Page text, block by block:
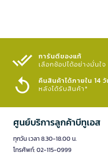
การันตีของแท้
เลือกช้อปได้อย่างมั่นใจ​
คืนสินค้าได้ภายใน 14
หลังได้รับสินค้า*
ศูนย์บริการลูกค้าบีทูเอส
ทุกวัน เวลา 8.30-18.00 น.
โทรศัพท์: 02-115-0999